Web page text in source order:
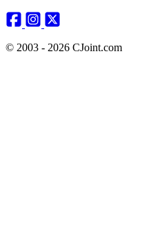
© 2003 - 2026 CJoint.com